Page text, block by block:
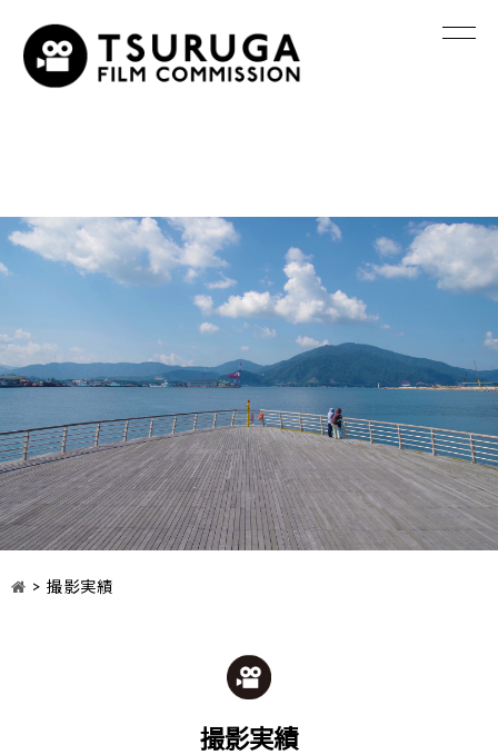
> 撮影実績
撮影実績